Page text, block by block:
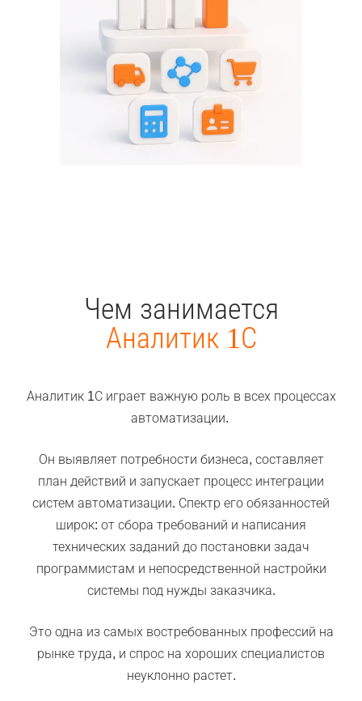
Чем занимается
Аналитик 1С
Аналитик 1С играет важную роль в всех процессах
автоматизации.
Он выявляет потребности бизнеса, составляет
план действий и запускает процесс интеграции
систем автоматизации. Спектр его обязанностей
широк: от сбора требований и написания
технических заданий до постановки задач
программистам и непосредственной настройки
системы под нужды заказчика.
Это одна из самых востребованных профессий на
рынке труда, и спрос на хороших специалистов
неуклонно растет.